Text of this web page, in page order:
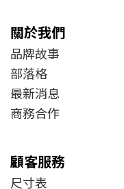
關於我們
品牌故事
部落格
最新消息
商務合作
顧客服務
尺寸表